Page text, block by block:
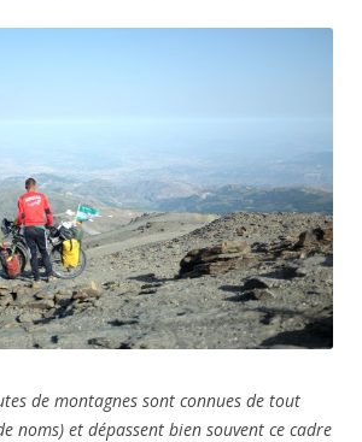
de montagnes sont connues de tout
noms) et dépassent bien souvent ce cadre